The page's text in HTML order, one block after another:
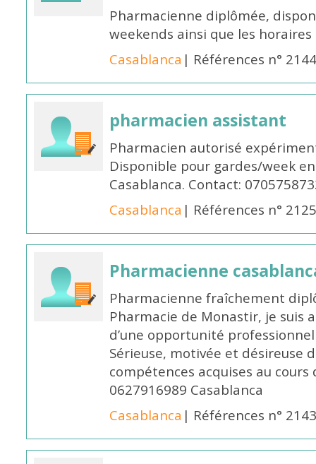
Pharmacienne diplômée,
weekends ainsi que les
Casablanca | Références n°
pharmacien assistant
Pharmacien autorisé
Disponible pour gardes/week
Casablanca. Contact:
Casablanca | Références n°
Pharmacienne
Pharmacienne fraîchement
Pharmacie de Monastir, je suis
d’une opportunité
Sérieuse, motivée et désireuse
compétences acquises au
0627916989 Casablanca
Casablanca | Références n°